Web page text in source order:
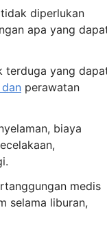
diperlukan
apa yang
terduga yang
perawatan
biaya
medis
selama liburan,